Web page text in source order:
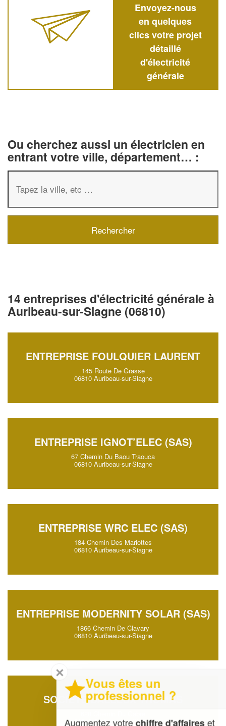
Envoyez-nous
en quelques
clics votre projet
détaillé
d'électricité
générale
Ou cherchez aussi un électricien en
entrant votre ville, département… :
14 entreprises d'électricité générale à
Auribeau-sur-Siagne (06810)
ENTREPRISE FOULQUIER LAURENT
145 Route De Grasse
06810 Auribeau-sur-Siagne
ENTREPRISE IGNOT’ELEC (SAS)
67 Chemin Du Baou Traouca
06810 Auribeau-sur-Siagne
ENTREPRISE WRC ELEC (SAS)
184 Chemin Des Mariottes
06810 Auribeau-sur-Siagne
ENTREPRISE MODERNITY SOLAR (SAS)
1866 Chemin De Clavary
06810 Auribeau-sur-Siagne
SOCIÉTÉ BALLEUX THOMAS
06810 Auribeau-sur-Siagne
✕
Vous êtes un
professionnel ?
Augmentez votrechiffre d'affaireset